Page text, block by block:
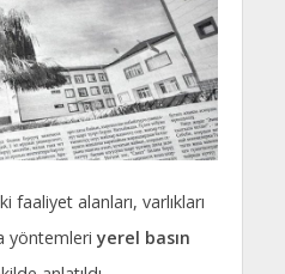
faaliyet alanları, varlıkları
yöntemleri yerel basın